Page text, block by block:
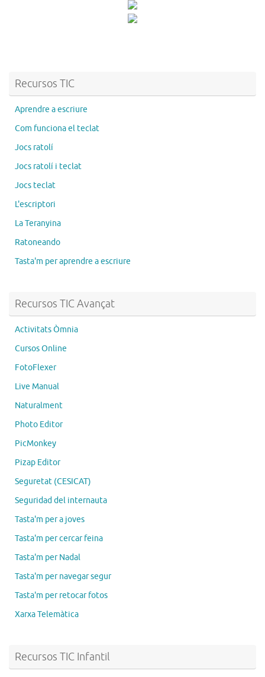
Recursos TIC
Aprendre a escriure
Com funciona el teclat
Jocs ratolí
Jocs ratolí i teclat
Jocs teclat
L'escriptori
La Teranyina
Ratoneando
Tasta'm per aprendre a escriure
Recursos TIC Avançat
Activitats Òmnia
Cursos Online
FotoFlexer
Live Manual
Naturalment
Photo Editor
PicMonkey
Pizap Editor
Seguretat (CESICAT)
Seguridad del internauta
Tasta'm per a joves
Tasta'm per cercar feina
Tasta'm per Nadal
Tasta'm per navegar segur
Tasta'm per retocar fotos
Xarxa Telemàtica
Recursos TIC Infantil